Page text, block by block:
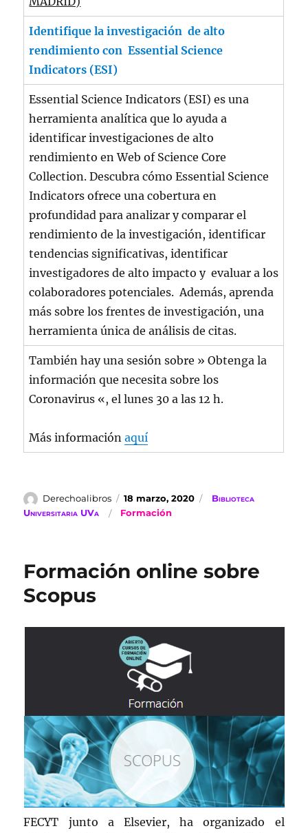
Identifique la investigación de alto
rendimiento con Essential Science
Indicators (ESI)
Essential Science Indicators (ESI) es una
herramienta analítica que lo ayuda a
identificar investigaciones de alto
rendimiento en Web of Science Core
Collection. Descubra cómo Essential Science
Indicators ofrece una cobertura en
profundidad para analizar y comparar el
rendimiento de la investigación, identificar
tendencias significativas, identificar
investigadores de alto impacto y evaluar a los
colaboradores potenciales. Además, aprenda
más sobre los frentes de investigación, una
herramienta única de análisis de citas.
También hay una sesión sobre » Obtenga la
información que necesita sobre los
Coronavirus «, el lunes 30 a las 12 h.
Más informaciónaquí
Autor
Derechoalibros
Publicado
el
18 marzo, 2020 Categorías
Biblioteca
Universitaria UVa
Etiquetas
Formación
Formación online sobre
Scopus
FECYT junto a Elsevier, ha organizado el